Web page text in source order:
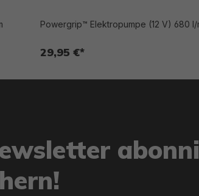
Powergrip™ Elektropumpe (12 V) 680 l/
29,95 €*